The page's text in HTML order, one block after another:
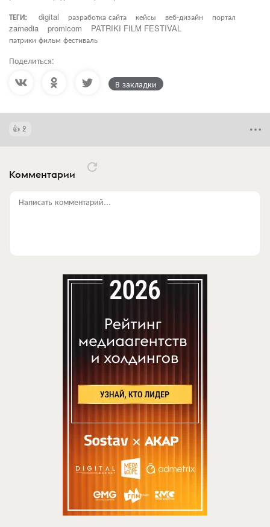
ТЕГИ:
digital разработка сайта кейсы веб-дизайн
портал
zamedia
promicom
PATRIKI FILM FESTIVAL
патрики фильм фестиваль
Поделиться:
В закладки
2
Комментарии
Написать комментарий...